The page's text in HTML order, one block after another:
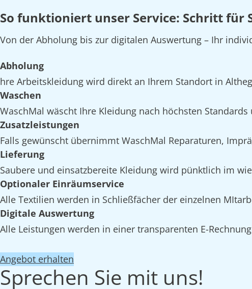
So funktioniert unser Service: Schritt
Von der Abholung bis zur digitalen Auswertung – Ihr
Abholung
hre Arbeitskleidung wird direkt an Ihrem Standort in
Waschen
WaschMal wäscht Ihre Kleidung nach höchsten
Zusatzleistungen
Falls gewünscht übernimmt WaschMal Reparaturen,
Lieferung
Saubere und einsatzbereite Kleidung wird pünktlich im
Optionaler Einräumservice
Alle Textilien werden in Schließfächer der einzelnen
Digitale Auswertung
Alle Leistungen werden in einer transparenten E-
Angebot erhalten
Sprechen Sie mit uns!